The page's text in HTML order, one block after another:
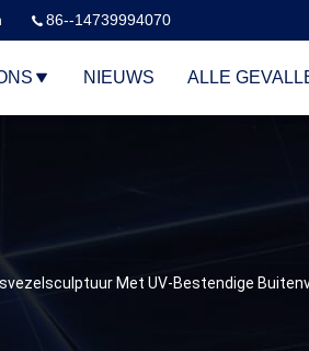
86--14739994070
NIEUWS ALLE
Met UV-Bestendige